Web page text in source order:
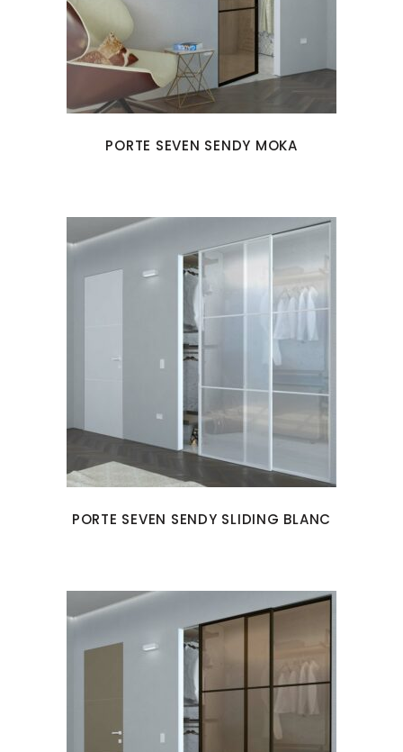
PORTE SEVEN SENDY MOKA
PORTE SEVEN SENDY SLIDING BLANC